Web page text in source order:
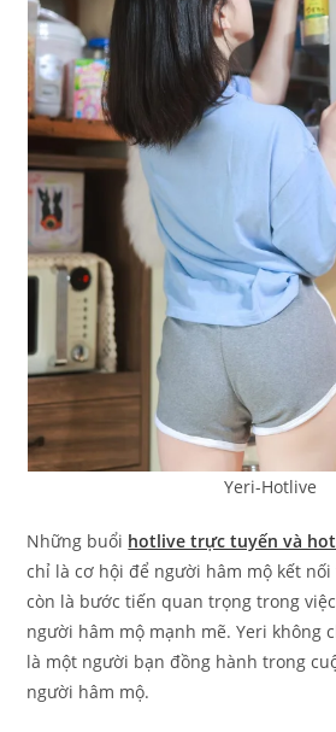
Yeri-Hotlive
Những buổi hotlive trực tuyến và
chỉ là cơ hội để người hâm mộ kết
còn là bước tiến quan trọng trong
người hâm mộ mạnh mẽ. Yeri không
là một người bạn đồng hành trong
người hâm mộ.